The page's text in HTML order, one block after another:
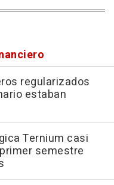
regularizados
estaban
Ternium casi
semestre